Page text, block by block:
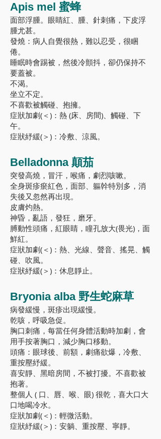
Apis mel 蜜蜂
面部浮腫。眼睛紅、腫、針刺痛，下皮浮
腫尤甚。
發燒：病人自覺很熱，難以忍受，很睏
倦。
睡眠時會踢被，然後冷顫抖，卻仍保持不
要蓋被。
不渴。
坐立不定。
不喜歡被觸碰、抱擁。
症狀加劇(＜)：熱 (床、房間)、觸碰、下
午。
症狀紓緩(＞)：冷敷、涼風。
Belladonna 顛茄
突發高燒，冒汗，喉痛，劇烈咳嗽。
全身斑疹瘀紅色，面部、軀幹特別多，消
失後又忽然再出現。
皮膚灼熱。
神昏，亂語，發狂，磨牙。
膊動性頭痛，紅眼睛，瞳孔放大(畏光)，面
鮮紅。
症狀加劇(＜)：熱、光線、聲音、搖晃、觸
碰、吹風。
症狀紓緩(＞)：休息靜止。
Bryonia alba 野生蛇麻草
病發緩慢，斑疹出現緩慢。
乾咳，呼吸急促。
胸口刺痛，每當任何身體活動時加劇，會
用手按著胸口，減少胸口移動。
頭痛：眼球後、前額，劇痛欲爆，冷敷、
重按壓紓緩。
喜安靜、黑暗房間，不被打擾。不喜歡被
抱著。
整個人 ( 口、唇、喉、眼) 很乾，喜大口大
口地喝冷水。
症狀加劇(＜)：輕微活動。
症狀紓緩(＞)：安躺、重按壓、寧靜。